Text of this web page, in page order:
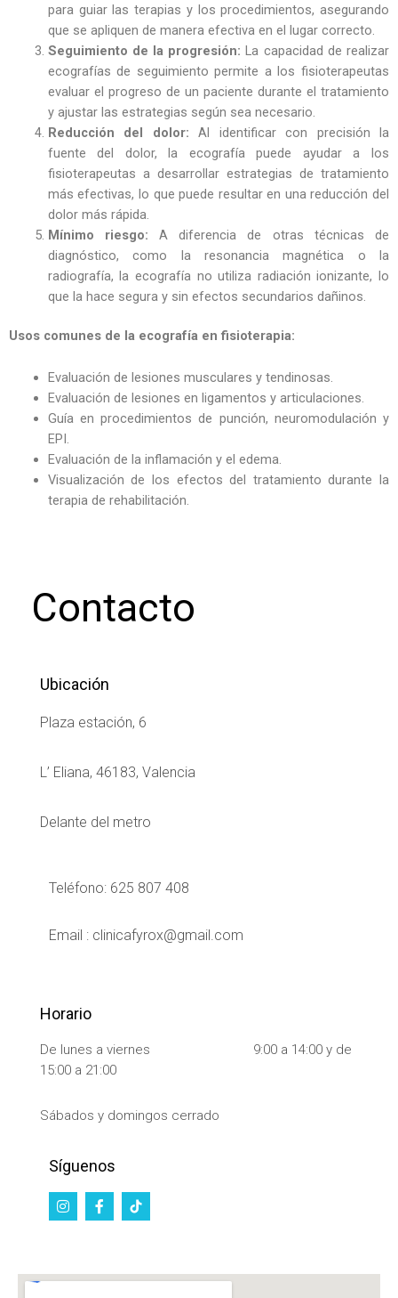
para guiar las terapias y los procedimientos, asegurando
que se apliquen de manera efectiva en el lugar correcto.
Seguimiento de la progresión: La capacidad de realizar
ecografías de seguimiento permite a los fisioterapeutas
evaluar el progreso de un paciente durante el tratamiento
y ajustar las estrategias según sea necesario.
Reducción del dolor: Al identificar con precisión la
fuente del dolor, la ecografía puede ayudar a los
fisioterapeutas a desarrollar estrategias de tratamiento
más efectivas, lo que puede resultar en una reducción del
dolor más rápida.
Mínimo riesgo: A diferencia de otras técnicas de
diagnóstico, como la resonancia magnética o la
radiografía, la ecografía no utiliza radiación ionizante, lo
que la hace segura y sin efectos secundarios dañinos.
Usos comunes de la ecografía en fisioterapia:
Evaluación de lesiones musculares y tendinosas.
Evaluación de lesiones en ligamentos y articulaciones.
Guía en procedimientos de punción, neuromodulación y
EPI.
Evaluación de la inflamación y el edema.
Visualización de los efectos del tratamiento durante la
terapia de rehabilitación.
Contacto
Ubicación
Plaza estación, 6
L’ Eliana, 46183, Valencia
Delante del metro
Teléfono: 625 807 408
Email : clinicafyrox@gmail.com
Horario
De lunes a viernes 9:00 a 14:00 y de
15:00 a 21:00
Sábados y domingos cerrado
Síguenos
I
n
g
r
F
a
o
o